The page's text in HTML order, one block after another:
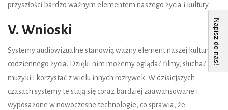
przyszłości bardzo ważnym elementem naszego życia i kultury.
V. Wnioski
Systemy audiowizualne stanowią ważny element naszej kultury i
codziennego życia. Dzięki nim możemy oglądać filmy, słuchać
muzyki i korzystać z wielu innych rozrywek. W dzisiejszych
czasach systemy te stają się coraz bardziej zaawansowane i
wyposażone w nowoczesne technologie, co sprawia, że
Napisz do nas!